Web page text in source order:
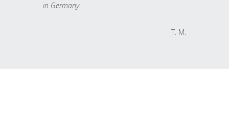
in Germany.
T. M.